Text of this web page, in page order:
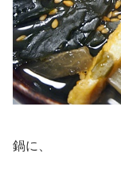
鍋に、